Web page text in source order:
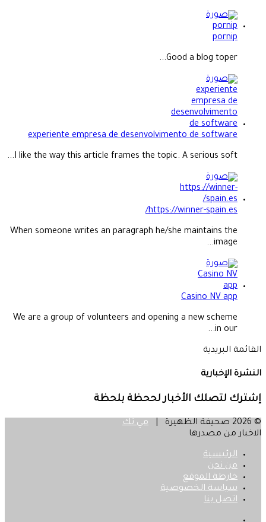
pornip
Good a blog toper...
experiente empresa de desenvolvimento de software
I like the way this article frames the topic. A serious soft...
https://winner-spain.es/
When someone writes an paragraph he/she maintains the
image...
Casino NV app
We are a group of volunteers and opening a new scheme
in our...
القائمة البريدية
النشرة الإخبارية
إشترك لتصلك الأخبار لححظة بلحظة
© 2026 صحيفة الظهيرة |
مي تك
الاخبار من مصدرها
الرئيسية
من نحن
خارطة الموقع
سياسة الخصوصية
اتصل بنا